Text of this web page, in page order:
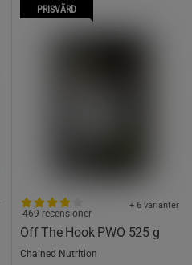
PRISVÄRD
Off The Hook PWO 525 g
+ 6 varianter
469 recensioner
Chained Nutrition